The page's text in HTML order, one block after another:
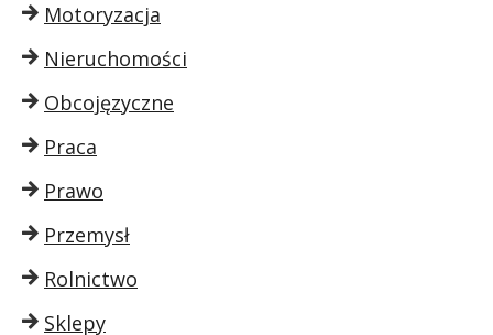
Motoryzacja
Nieruchomości
Obcojęzyczne
Praca
Prawo
Przemysł
Rolnictwo
Sklepy